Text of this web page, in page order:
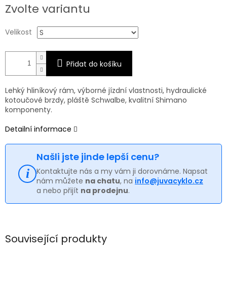
cena:
Zvolte variantu
Velikost
Přidat do košíku
Lehký hliníkový rám, výborné jízdní vlastnosti, hydraulické
kotoučové brzdy, pláště Schwalbe, kvalitní Shimano
komponenty.
Detailní informace
Našli jste jinde lepší cenu?
Kontaktujte nás a my vám ji dorovnáme. Napsat
nám můžete na chatu, na info@juvacyklo.cz
a nebo přijít na prodejnu.
Související produkty